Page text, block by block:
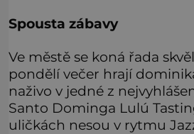
Spousta zábavy
Ve městě se koná řada
pondělí večer hrají
naživo v jedné z
Santo Dominga Lulú
uličkách nesou v rytmu